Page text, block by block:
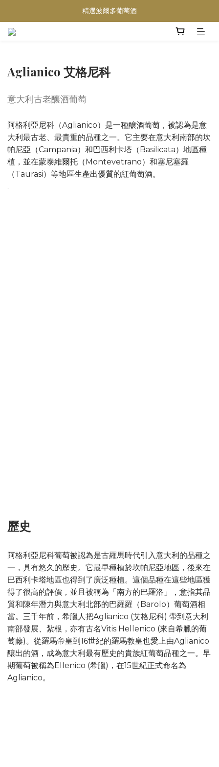
買滿任何酒類 六支 或買滿 $1200 (不限支數) 皆可享免費送貨
Aglianico 艾格尼科
意大利古老釀酒葡萄
阿格利亞尼科（Aglianico）是一種釀酒葡萄，被認為是意
大利最古老、最貴重的品種之一。它主要在意大利南部的坎
帕尼亞（Campania）和巴西利卡塔（Basilicata）地區種
植，並在蒙泰維爾托（Montevetrano）和塞尼塞羅
（Taurasi）等地區生產出優質的紅葡萄酒。
.
歷史
阿格利亞尼科葡萄被認為是古羅馬時代引入意大利的品種之
一，具有悠久的歷史。它最早種植於坎帕尼亞地區，後來在
巴西利卡塔地區也得到了廣泛種植。這個品種在這些地區獲
得了很高的評價，並且被稱為「南方的巴羅洛」，意指其品
質和陳年潛力與意大利北部的巴羅羅（Barolo）葡萄酒相
當。三千年前，希臘人把Aglianico (艾格尼科) 帶到意大利
南部發展、紮根，亦有古名Vitis Hellenico (來自希臘的葡
萄藤)。從羅馬帝皇到16世紀的羅馬教皇也愛上由Aglianico
釀出的酒，成為意大利最有歷史的貴族紅葡萄品種之一。早
期葡萄被稱為Ellenico (希臘)，在15世紀正式命名為
Aglianico。